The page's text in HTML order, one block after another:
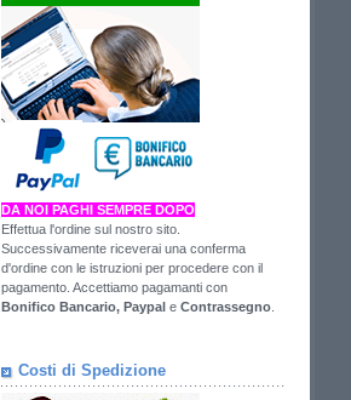
DA NOI PAGHI SEMPRE DOPO
Effettua l'ordine sul nostro sito.
Successivamente riceverai una conferma
d'ordine con le istruzioni per procedere con il
pagamento. Accettiamo pagamanti con
Bonifico Bancario, PaypaleContrassegno
Costi di Spedizione